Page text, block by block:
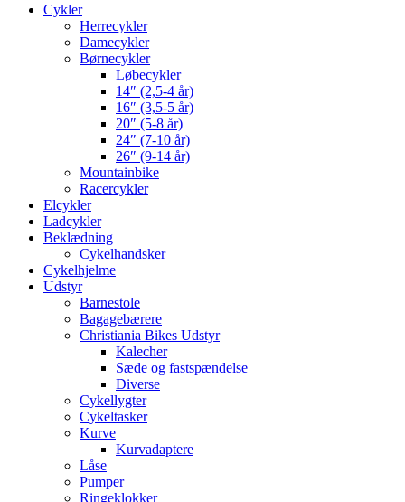
Cykler
Herrecykler
Damecykler
Børnecykler
Løbecykler
14″ (2,5-4 år)
16″ (3,5-5 år)
20″ (5-8 år)
24″ (7-10 år)
26″ (9-14 år)
Mountainbike
Racercykler
Elcykler
Ladcykler
Beklædning
Cykelhandsker
Cykelhjelme
Udstyr
Barnestole
Bagagebærere
Christiania Bikes Udstyr
Kalecher
Sæde og fastspændelse
Diverse
Cykellygter
Cykeltasker
Kurve
Kurvadaptere
Låse
Pumper
Ringeklokker